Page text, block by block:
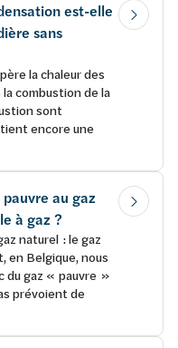
est-elle
sans
la chaleur des
combustion de la
sont
encore une
au gaz
à gaz ?
naturel : le gaz
en Belgique, nous
du gaz « pauvre »
prévoient de